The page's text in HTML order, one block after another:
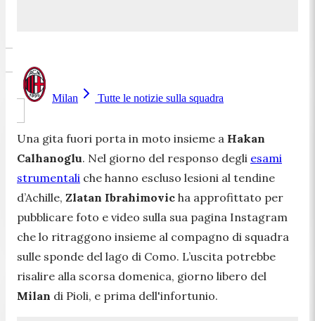
Milan Tutte le notizie sulla squadra
Una gita fuori porta in moto insieme a Hakan
Calhanoglu. Nel giorno del responso degli esami
strumentali che hanno escluso lesioni al tendine
d’Achille, Zlatan Ibrahimovic ha approfittato per
pubblicare foto e video sulla sua pagina Instagram
che lo ritraggono insieme al compagno di squadra
sulle sponde del lago di Como. L’uscita potrebbe
risalire alla scorsa domenica, giorno libero del
Milan di Pioli, e prima dell'infortunio.